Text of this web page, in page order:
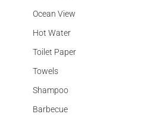
Ocean View
Hot Water
Toilet Paper
Towels
Shampoo
Barbecue